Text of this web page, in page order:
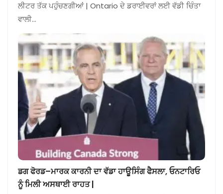
ਲੀਟਰ ਤੱਕ ਪਹੁੰਚਣਗੀਆਂ | Ontario ਦੇ ਡਰਾਈਵਰਾਂ ਲਈ ਵੱਡੀ ਚਿੰਤਾ
ਵਾਲੀ…
ਡਗ ਫੋਰਡ–ਮਾਰਕ ਕਾਰਨੀ ਦਾ ਵੱਡਾ ਹਾਊਸਿੰਗ ਫੈਸਲਾ, ਓਨਟਾਰਿਓ
ਨੂੰ ਮਿਲੀ ਅਸਥਾਈ ਰਾਹਤ |